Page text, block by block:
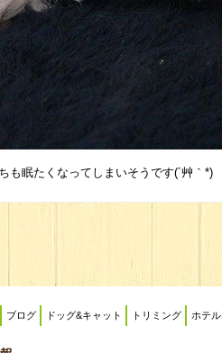
も眠たくなってしまいそうです(´艸｀*)
ブログ ドッグ&キャット トリミング ホテル